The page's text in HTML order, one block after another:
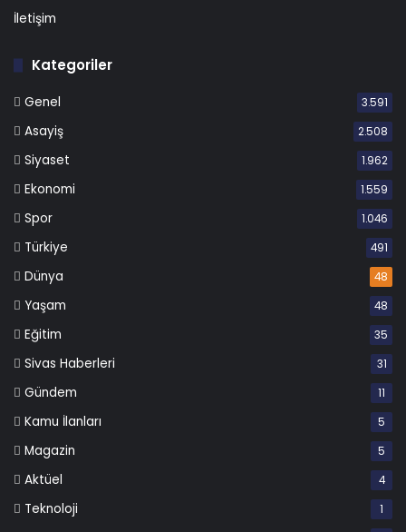
İletişim
Kategoriler
Genel 3.591
Asayiş 2.508
Siyaset 1.962
Ekonomi 1.559
Spor 1.046
Türkiye 491
Dünya 48
Yaşam 48
Eğitim 35
Sivas Haberleri 31
Gündem 11
Kamu İlanları 5
Magazin 5
Aktüel 4
Teknoloji 1